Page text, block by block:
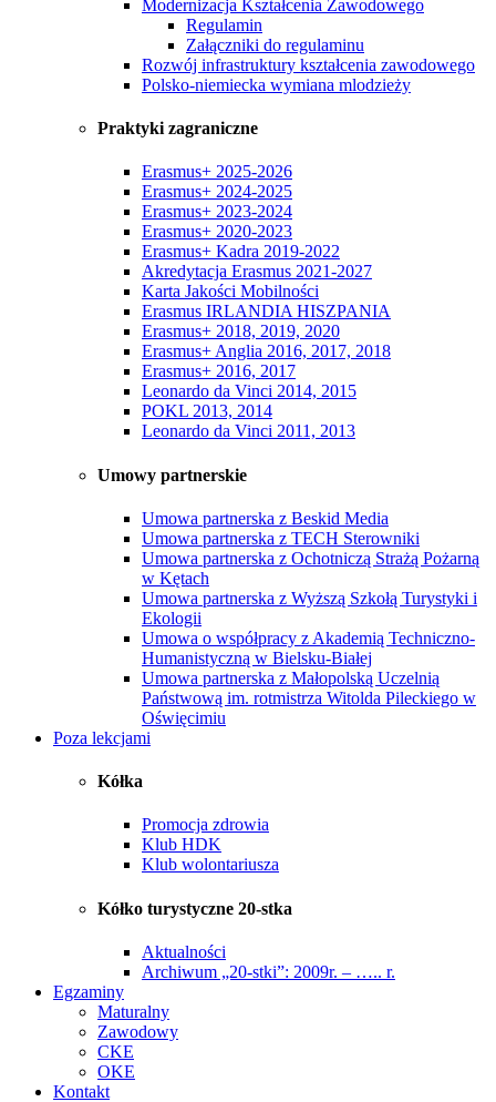
Modernizacja Kształcenia Zawodowego
Regulamin
Załączniki do regulaminu
Rozwój infrastruktury kształcenia zawodowego
Polsko-niemiecka wymiana mlodzieży
Praktyki zagraniczne
Erasmus+ 2025-2026
Erasmus+ 2024-2025
Erasmus+ 2023-2024
Erasmus+ 2020-2023
Erasmus+ Kadra 2019-2022
Akredytacja Erasmus 2021-2027
Karta Jakości Mobilności
Erasmus IRLANDIA HISZPANIA
Erasmus+ 2018, 2019, 2020
Erasmus+ Anglia 2016, 2017, 2018
Erasmus+ 2016, 2017
Leonardo da Vinci 2014, 2015
POKL 2013, 2014
Leonardo da Vinci 2011, 2013
Umowy partnerskie
Umowa partnerska z Beskid Media
Umowa partnerska z TECH Sterowniki
Umowa partnerska z Ochotniczą Strażą Pożarną
w Kętach
Umowa partnerska z Wyższą Szkołą Turystyki i
Ekologii
Umowa o współpracy z Akademią Techniczno-
Humanistyczną w Bielsku-Białej
Umowa partnerska z Małopolską Uczelnią
Państwową im. rotmistrza Witolda Pileckiego w
Oświęcimiu
Poza lekcjami
Kółka
Promocja zdrowia
Klub HDK
Klub wolontariusza
Kółko turystyczne 20-stka
Aktualności
Archiwum „20-stki”: 2009r. – ….. r.
Egzaminy
Maturalny
Zawodowy
CKE
OKE
Kontakt